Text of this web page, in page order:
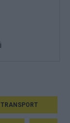
TRANSPORT